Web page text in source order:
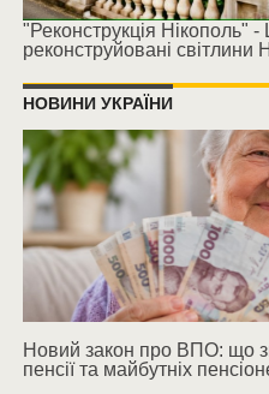
"Реконструкція Нікополь" -
реконструйовані світлини
НОВИНИ УКРАЇНИ
Новий закон про ВПО: що
пенсії та майбутніх